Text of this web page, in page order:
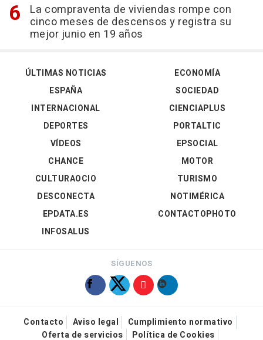
La compraventa de viviendas rompe con
cinco meses de descensos y registra su
mejor junio en 19 años
ÚLTIMAS NOTICIAS
ESPAÑA
INTERNACIONAL
DEPORTES
VÍDEOS
ECONOMÍA
SOCIEDAD
CIENCIAPLUS
PORTALTIC
EPSOCIAL
CHANCE
CULTURAOCIO
DESCONECTA
EPDATA.ES
INFOSALUS
MOTOR
TURISMO
NOTIMÉRICA
CONTACTOPHOTO
SÍGUENOS
Contacto Aviso legal
Cumplimiento normativo
Oferta de servicios
Política de Cookies